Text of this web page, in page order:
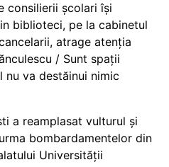
consilierii școlari își
biblioteci, pe la cabinetul
atrage atenția
/ Sunt spații
nu va destăinui nimic
a reamplasat vulturul și
bombardamentelor din
Universității